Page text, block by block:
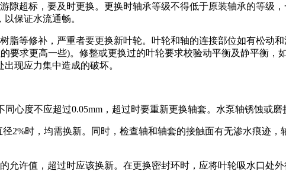
隙超标，要及时更换。更换时轴承等级不得低于原装轴承的等级
保证水流通畅。
脂等修补，严重者要更换新叶轮。叶轮和轴的连接部位如有松动
要求更高一些)。修整或更换过的叶轮要求校验动平衡及静平衡
现应力集中造成的破坏。
心度不应超过0.05mm，超过时要重新更换轴套。水泵轴锈蚀或磨
2%时，均需换新。同时，检查轴和轴套的接触面有无渗水痕迹
允许值，超过时应该换新。在更换密封环时，应将叶轮吸水口处